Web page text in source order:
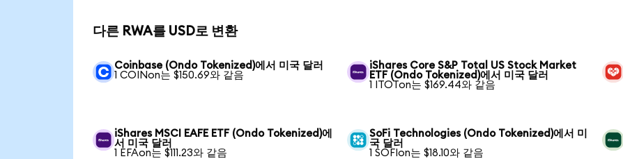
다른 RWA를 USD로 변환
Coinbase (Ondo Tokenized)에서 미국 달러
1 COINon는 $150.69와 같음
iShares Core S&P Total US Stock Market
ETF (Ondo Tokenized)에서 미국 달러
1 ITOTon는 $169.44와 같음
iShares MSCI EAFE ETF (Ondo Tokenized)에
서 미국 달러
1 EFAon는 $111.23와 같음
SoFi Technologies (Ondo Tokenized)에서 미
국 달러
1 SOFIon는 $18.10와 같음